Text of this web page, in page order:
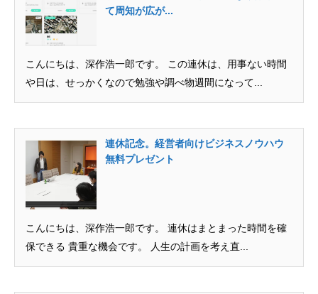
て周知が広が...
こんにちは、深作浩一郎です。 この連休は、用事ない時間
や日は、せっかくなので勉強や調べ物週間になって...
連休記念。経営者向けビジネスノウハウ
無料プレゼント
こんにちは、深作浩一郎です。 連休はまとまった時間を確
保できる 貴重な機会です。 人生の計画を考え直...